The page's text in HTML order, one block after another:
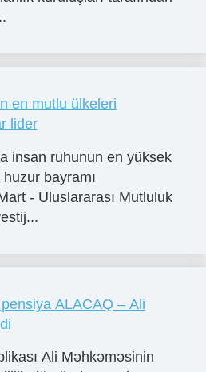
en mutlu ülkeleri
lider
insan ruhunun en yüksek
bayramı
- Uluslararası Mutluluk
ALACAQ – Ali
Ali Məhkəməsinin